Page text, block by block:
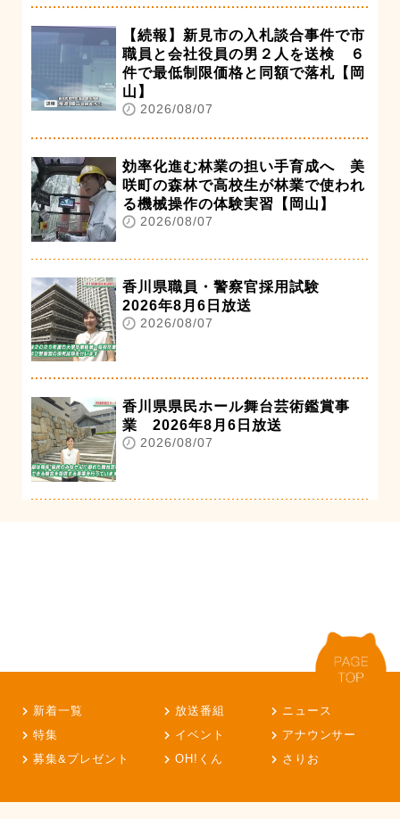
【続報】新見市の入札談合事件で市
職員と会社役員の男２人を送検 ６
件で最低制限価格と同額で落札【岡
山】
2026/08/07
効率化進む林業の担い手育成へ 美
咲町の森林で高校生が林業で使われ
る機械操作の体験実習【岡山】
2026/08/07
香川県職員・警察官採用試験
2026年8月6日放送
2026/08/07
香川県県民ホール舞台芸術鑑賞事
業 2026年8月6日放送
2026/08/07
新着一覧 放送番組
ニュース
特集
イベント
アナウンサー
募集&プレゼント
OH!くん さりお